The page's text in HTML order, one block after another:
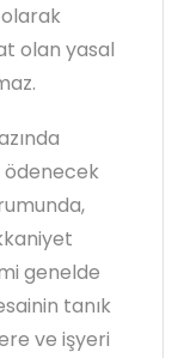
olan yasal
ödenecek
genelde
tanık
ve işyeri